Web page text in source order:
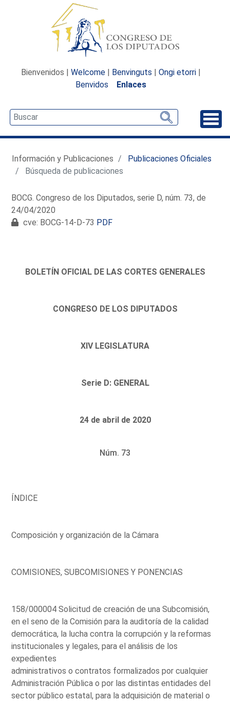
Bienvenidos | Welcome | Benvinguts | Ongi etorri |
Benvidos
Enlaces
Información y Publicaciones
Publicaciones Oficiales
Búsqueda de publicaciones
BOCG. Congreso de los Diputados, serie D, núm. 73, de
24/04/2020
cve: BOCG-14-D-73 PDF
BOLETÍN OFICIAL DE LAS CORTES GENERALES
CONGRESO DE LOS DIPUTADOS
XIV LEGISLATURA
Serie D: GENERAL
24 de abril de 2020
Núm. 73
ÍNDICE
Composición y organización de la Cámara
COMISIONES, SUBCOMISIONES Y PONENCIAS
158/000004 Solicitud de creación de una Subcomisión,
en el seno de la Comisión para la auditoría de la calidad
democrática, la lucha contra la corrupción y la reformas
institucionales y legales, para el análisis de los
expedientes
administrativos o contratos formalizados por cualquier
Administración Pública o por las distintas entidades del
sector público estatal, para la adquisición de material o